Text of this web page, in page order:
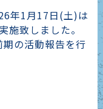
年1月17日(土)は
致しました。
の活動報告を行